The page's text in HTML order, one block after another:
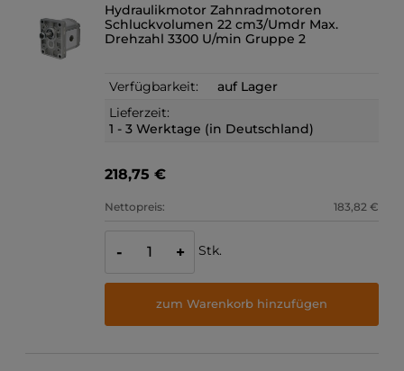
Hydraulikmotor Zahnradmotoren
Schluckvolumen 22 cm3/Umdr Max.
Drehzahl 3300 U/min Gruppe 2
Verfügbarkeit:
auf Lager
Lieferzeit:
1 - 3 Werktage (in Deutschland)
218,75 €
Nettopreis: 183,82 €
- + Stk.
zum Warenkorb hinzufügen